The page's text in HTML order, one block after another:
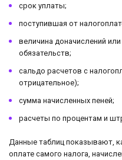
срок уплаты;
поступившая от
величина доначислений
обязательств;
сальдо расчетов с
отрицательное);
сумма начисленных пеней;
расчеты по процентам и
Данные таблиц показывают,
оплате самого налога,